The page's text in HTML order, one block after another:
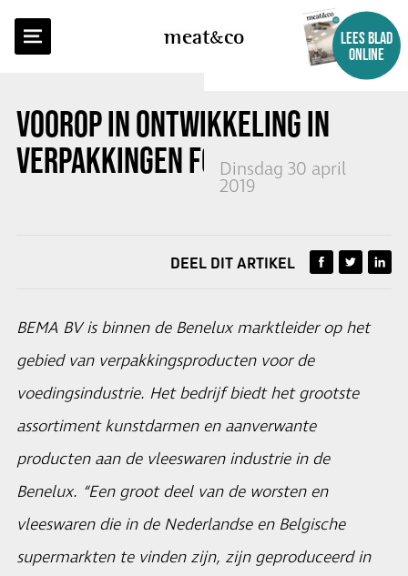
meatco
LEES BLAD
ONLINE
VOOROP IN ONTWIKKELING IN
VERPAKKINGEN FOODSECTOR
Dinsdag 30 april
2019
TERUG NAAR OVERZICHT
DEEL DIT ARTIKEL
BEMA BV is binnen de Benelux marktleider op het
gebied van verpakkingsproducten voor de
voedingsindustrie. Het bedrijf biedt het grootste
assortiment kunstdarmen en aanverwante
producten aan de vleeswaren industrie in de
Benelux. “Een groot deel van de worsten en
vleeswaren die in de Nederlandse en Belgische
supermarkten te vinden zijn, zijn geproduceerd in